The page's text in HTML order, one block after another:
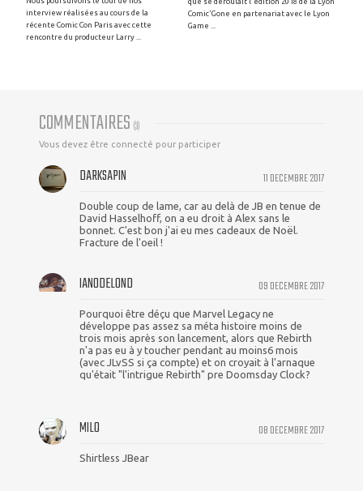
interview réalisées au cours de la
récente Comic Con Paris avec cette
rencontre du producteur Larry ...
Comic'Gone en partenariat avec le Lyon
Game ...
COMMENTAIRES (3)
Vous devez être connecté pour participer
11 DECEMBRE 2017
DARKSAPIN
Double coup de lame, car au delà de JB en tenue de
David Hasselhoff, on a eu droit à Alex sans le
bonnet. C'est bon j'ai eu mes cadeaux de Noël.
Fracture de l'oeil !
09 DECEMBRE 2017
IAN0DELOND
Pourquoi être déçu que Marvel Legacy ne
développe pas assez sa méta histoire moins de
trois mois après son lancement, alors que Rebirth
n'a pas eu à y toucher pendant au moins6 mois
(avec JLvSS si ça compte) et on croyait à l'arnaque
qu'était "l'intrigue Rebirth" pre Doomsday Clock?
08 DECEMBRE 2017
MILO
Shirtless JBear